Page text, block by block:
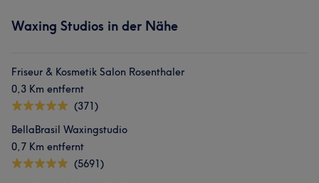
Waxing Studios in der Nähe
Friseur & Kosmetik Salon Rosenthaler
0,3 Km entfernt
(371)
BellaBrasil Waxingstudio
0,7 Km entfernt
(5691)